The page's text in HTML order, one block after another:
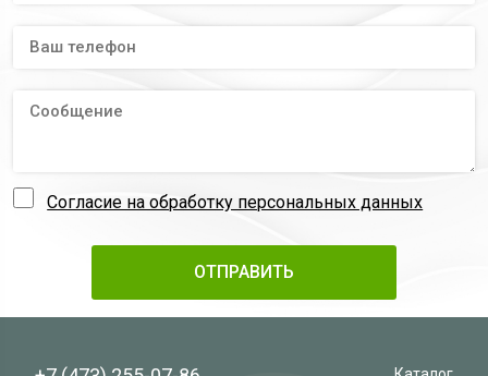
Согласие на обработку персональных данных